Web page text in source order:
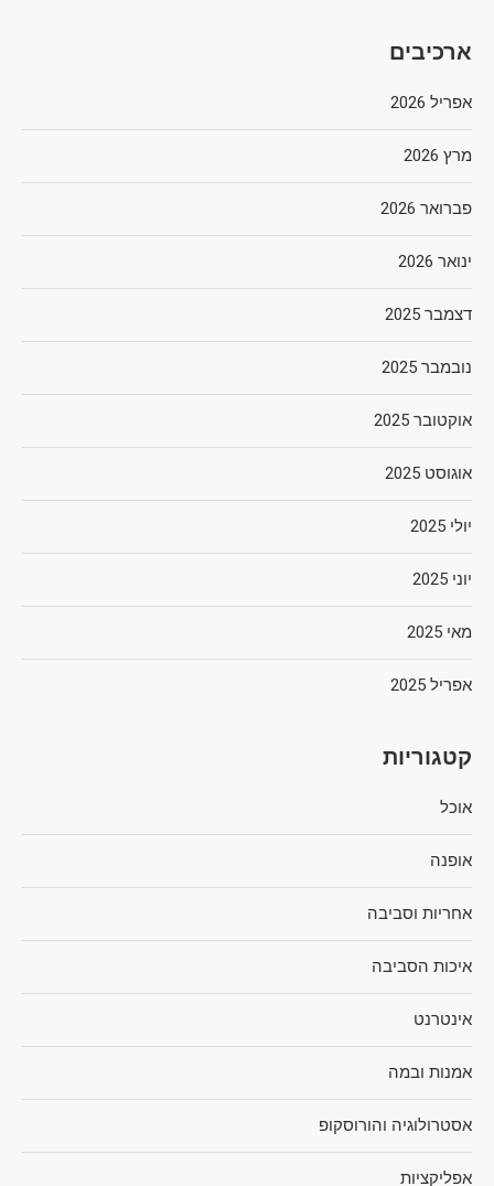
ארכיבים
אפריל 2026
מרץ 2026
פברואר 2026
ינואר 2026
דצמבר 2025
נובמבר 2025
אוקטובר 2025
אוגוסט 2025
יולי 2025
יוני 2025
מאי 2025
אפריל 2025
קטגוריות
אוכל
אופנה
אחריות וסביבה
איכות הסביבה
אינטרנט
אמנות ובמה
אסטרולוגיה והורוסקופ
אפליקציות